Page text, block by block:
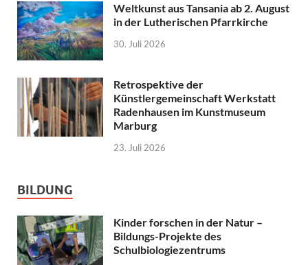
Weltkunst aus Tansania ab 2. August
in der Lutherischen Pfarrkirche
30. Juli 2026
Retrospektive der
Künstlergemeinschaft Werkstatt
Radenhausen im Kunstmuseum
Marburg
23. Juli 2026
BILDUNG
Kinder forschen in der Natur –
Bildungs-Projekte des
Schulbiologiezentrums